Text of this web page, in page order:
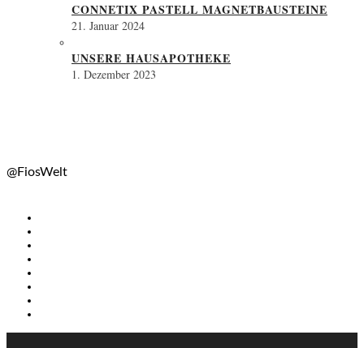
CONNETIX PASTELL MAGNETBAUSTEINE
21. Januar 2024
UNSERE HAUSAPOTHEKE
1. Dezember 2023
@FiosWelt